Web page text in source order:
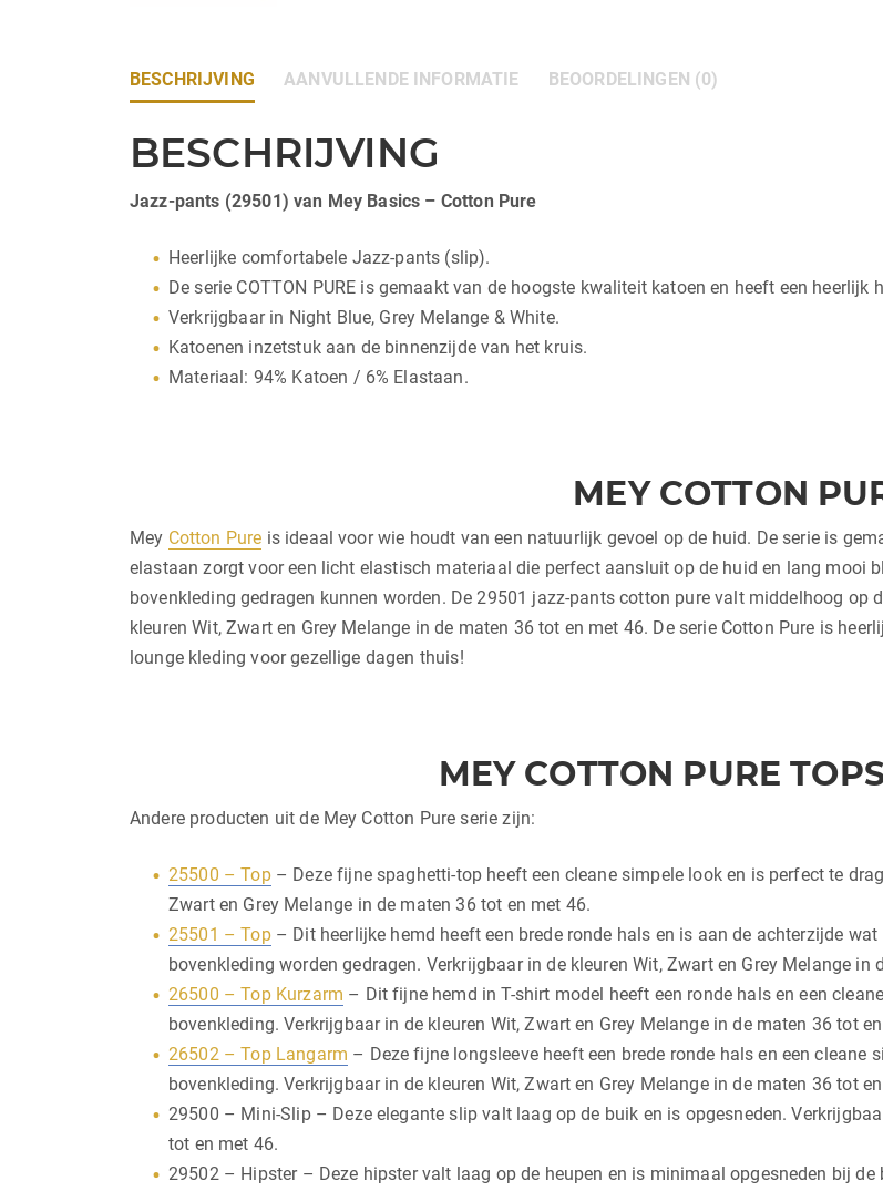
BESCHRIJVING AANVULLENDE INFORMATIE BEOORDELINGEN (0)
BESCHRIJVING
Jazz-pants (29501) van Mey Basics – Cotton Pure
Heerlijke comfortabele Jazz-pants (slip).
De serie COTTON PURE is gemaakt van de hoogste kwaliteit katoen en heeft een heerlijk
Verkrijgbaar in Night Blue, Grey Melange & White.
Katoenen inzetstuk aan de binnenzijde van het kruis.
Materiaal: 94% Katoen / 6% Elastaan.
MEY COTTON
Mey Cotton Pure is ideaal voor wie houdt van een natuurlijk gevoel op de huid. De serie is
elastaan zorgt voor een licht elastisch materiaal die perfect aansluit op de huid en lang mooi
bovenkleding gedragen kunnen worden. De 29501 jazz-pants cotton pure valt middelhoog op
kleuren Wit, Zwart en Grey Melange in de maten 36 tot en met 46. De serie Cotton Pure is
lounge kleding voor gezellige dagen thuis!
MEY COTTON PURE
Andere producten uit de Mey Cotton Pure serie zijn:
25500 – Top– Deze fijne spaghetti-top heeft een cleane simpele look en is perfect te
Zwart en Grey Melange in de maten 36 tot en met 46.
25501 – Top– Dit heerlijke hemd heeft een brede ronde hals en is aan de achterzijde
bovenkleding worden gedragen. Verkrijgbaar in de kleuren Wit, Zwart en Grey Melange in
26500 – Top Kurzarm – Dit fijne hemd in T-shirt model heeft een ronde hals en een
bovenkleding. Verkrijgbaar in de kleuren Wit, Zwart en Grey Melange in de maten 36 tot
26502 – Top Langarm – Deze fijne longsleeve heeft een brede ronde hals en een
bovenkleding. Verkrijgbaar in de kleuren Wit, Zwart en Grey Melange in de maten 36 tot
29500 – Mini-Slip – Deze elegante slip valt laag op de buik en is opgesneden.
tot en met 46.
29502 – Hipster – Deze hipster valt laag op de heupen en is minimaal opgesneden bij de